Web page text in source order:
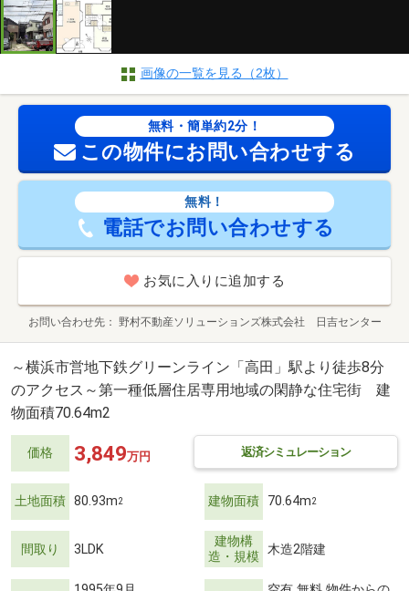
画像の一覧を見る（2枚）
無料・簡単約2分！
この物件にお問い合わせする
無料！
電話でお問い合わせする
お気に入りに追加する
お問い合わせ先 野村不動産ソリューションズ株式会社 日吉センター
～横浜市営地下鉄グリーンライン「高田」駅より徒歩8分
のアクセス～第一種低層住居専用地域の閑静な住宅街 建
物面積70.64m2
価格 返済シミュレーション
3,849万円
土地面積 80.93m2 建物面積 70.64m2
間取り 3LDK
建物構
造・規模 木造2階建